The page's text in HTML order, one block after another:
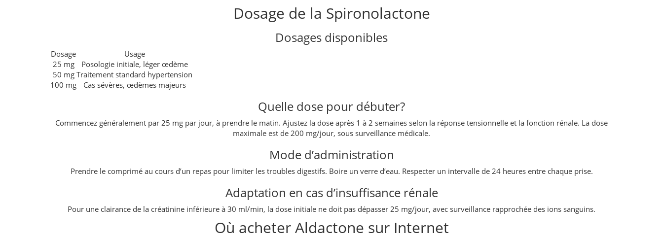
Dosage de la Spironolactone
Dosages disponibles
Dosage
Usage
25 mg
Posologie initiale, léger œdème
50 mg Traitement standard hypertension
100 mg
Cas sévères, œdèmes majeurs
Quelle dose pour débuter?
Commencez généralement par 25 mg par jour, à prendre le matin. Ajustez la dose après 1 à 2 semaines selon la réponse tensionnelle et la fonction rénale. La dose
maximale est de 200 mg/jour, sous surveillance médicale.
Mode d’administration
Prendre le comprimé au cours d’un repas pour limiter les troubles digestifs. Boire un verre d’eau. Respecter un intervalle de 24 heures entre chaque prise.
Adaptation en cas d’insuffisance rénale
Pour une clairance de la créatinine inférieure à 30 ml/min, la dose initiale ne doit pas dépasser 25 mg/jour, avec surveillance rapprochée des ions sanguins.
Où acheter Aldactone sur Internet